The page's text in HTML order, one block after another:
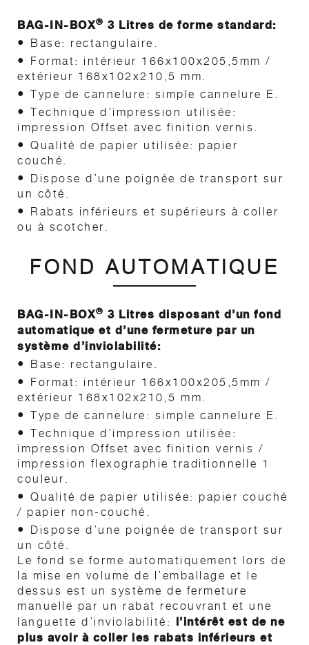
BAG-IN-BOX® 3 Litres de forme standard:
• Base: rectangulaire.
• Format: intérieur 166x100x205,5mm /
extérieur 168x102x210,5 mm.
• Type de cannelure: simple cannelure E.
• Technique d’impression utilisée:
impression Offset avec finition vernis.
• Qualité de papier utilisée: papier
couché.
• Dispose d’une poignée de transport sur
un côté.
• Rabats inférieurs et supérieurs à coller
ou à scotcher.
FOND AUTOMATIQUE
BAG-IN-BOX® 3 Litres disposant d’un fond
automatique et d’une fermeture par un
système d’inviolabilité:
• Base: rectangulaire.
• Format: intérieur 166x100x205,5mm /
extérieur 168x102x210,5 mm.
• Type de cannelure: simple cannelure E.
• Technique d’impression utilisée:
impression Offset avec finition vernis /
impression flexographie traditionnelle 1
couleur.
• Qualité de papier utilisée: papier couché
/ papier non-couché.
• Dispose d’une poignée de transport sur
un côté.
Le fond se forme automatiquement lors de
la mise en volume de l’emballage et le
dessus est un système de fermeture
manuelle par un rabat recouvrant et une
languette d’inviolabilité: l’intérêt est de ne
plus avoir à coller les rabats inférieurs et